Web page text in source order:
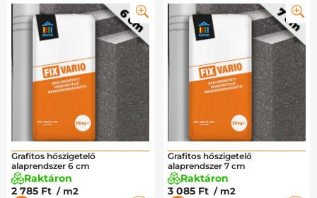
Grafitos hőszigetelő
alaprendszer 6 cm
Raktáron
2 785 Ft / m2
Grafitos hőszigetelő
alaprendszer 7 cm
Raktáron
3 085 Ft / m2